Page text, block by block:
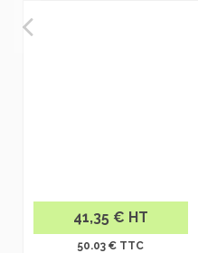
41,35 € HT
50.03 € TTC